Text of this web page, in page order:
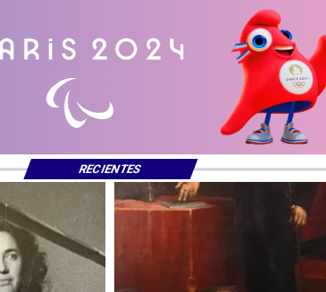
RECIENTES